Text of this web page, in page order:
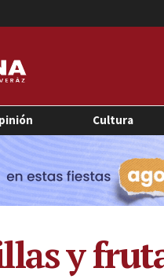
Cultura
y